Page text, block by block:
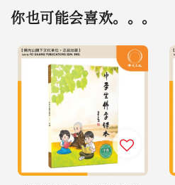
你也可能会喜欢。。。